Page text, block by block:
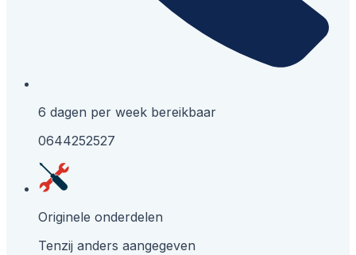
6 dagen per week bereikbaar
0644252527
Originele onderdelen
Tenzij anders aangegeven